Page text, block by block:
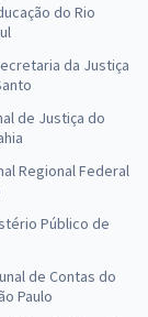
do Rio
da Justiça
de Justiça do
Regional Federal
Público de
de Contas do
Paulo